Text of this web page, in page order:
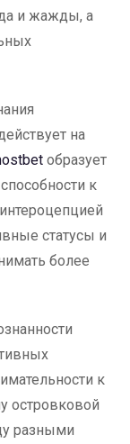
и жажды, а
на
образует
к
статусы и
более
к
островковой
разными